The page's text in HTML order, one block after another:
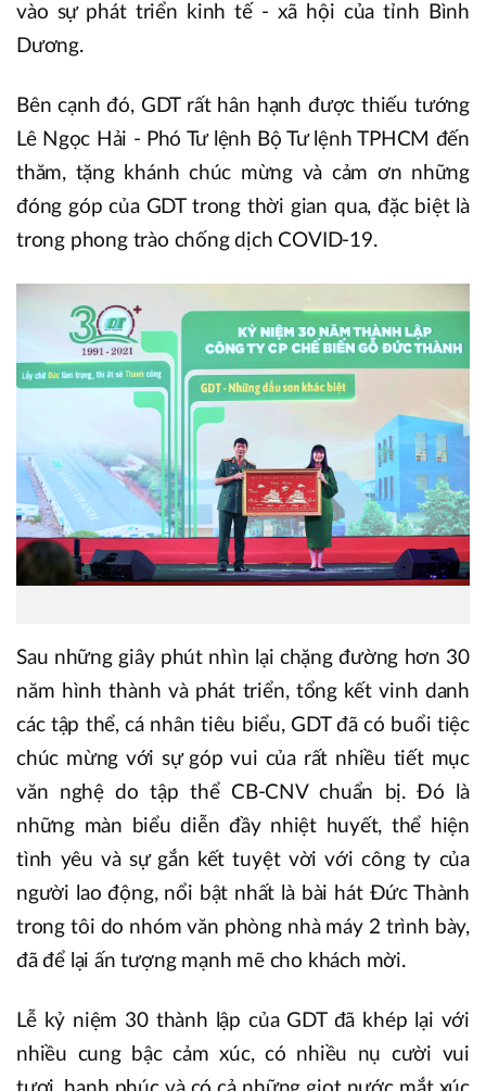
vào sự phát triển kinh tế - xã hội của tỉnh Bình
Dương.
Bên cạnh đó, GDT rất hân hạnh được thiếu tướng
Lê Ngọc Hải - Phó Tư lệnh Bộ Tư lệnh TPHCM đến
thăm, tặng khánh chúc mừng và cảm ơn những
đóng góp của GDT trong thời gian qua, đặc biệt là
trong phong trào chống dịch COVID-19.
Sau những giây phút nhìn lại chặng đường hơn 30
năm hình thành và phát triển, tổng kết vinh danh
các tập thể, cá nhân tiêu biểu, GDT đã có buổi tiệc
chúc mừng với sự góp vui của rất nhiều tiết mục
văn nghệ do tập thể CB-CNV chuẩn bị. Đó là
những màn biểu diễn đầy nhiệt huyết, thể hiện
tình yêu và sự gắn kết tuyệt vời với công ty của
người lao động, nổi bật nhất là bài hát Đức Thành
trong tôi do nhóm văn phòng nhà máy 2 trình bày,
đã để lại ấn tượng mạnh mẽ cho khách mời.
Lễ kỷ niệm 30 thành lập của GDT đã khép lại với
nhiều cung bậc cảm xúc, có nhiều nụ cười vui